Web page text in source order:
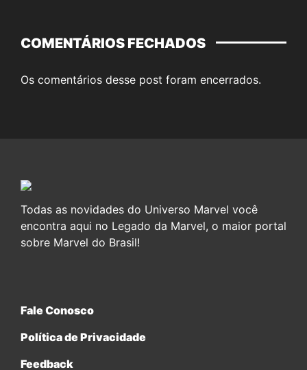
COMENTÁRIOS FECHADOS
Os comentários desse post foram encerrados.
Todas as novidades do Universo Marvel você
encontra aqui no Legado da Marvel, o maior portal
sobre Marvel do Brasil!
Fale Conosco
Política de Privacidade
Feedback